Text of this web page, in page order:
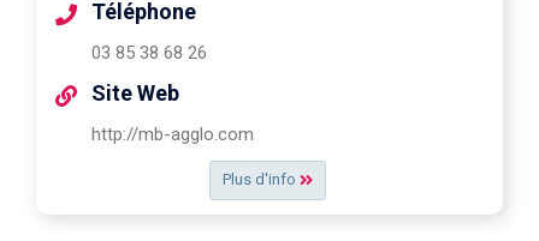
Plus d'info
Téléphone
03 85 38 68 26
Site Web
http://mb-agglo.com